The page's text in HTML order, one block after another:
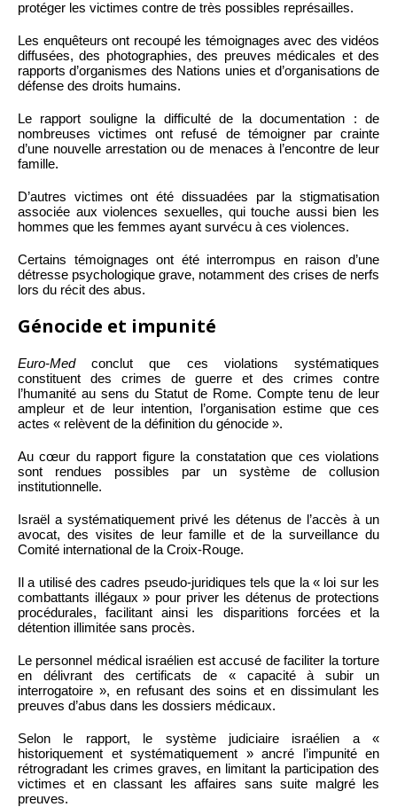
protéger les victimes contre de très possibles représailles.
Les enquêteurs ont recoupé les témoignages avec des vidéos
diffusées, des photographies, des preuves médicales et des
rapports d’organismes des Nations unies et d’organisations de
défense des droits humains.
Le rapport souligne la difficulté de la documentation : de
nombreuses victimes ont refusé de témoigner par crainte
d’une nouvelle arrestation ou de menaces à l’encontre de leur
famille.
D’autres victimes ont été dissuadées par la stigmatisation
associée aux violences sexuelles, qui touche aussi bien les
hommes que les femmes ayant survécu à ces violences.
Certains témoignages ont été interrompus en raison d’une
détresse psychologique grave, notamment des crises de nerfs
lors du récit des abus.
Génocide et impunité
Euro-Medconclut que ces violations systématiques
constituent des crimes de guerre et des crimes contre
l’humanité au sens du Statut de Rome. Compte tenu de leur
ampleur et de leur intention, l’organisation estime que ces
actes « relèvent de la définition du génocide ».
Au cœur du rapport figure la constatation que ces violations
sont rendues possibles par un système de collusion
institutionnelle.
Israël a systématiquement privé les détenus de l’accès à un
avocat, des visites de leur famille et de la surveillance du
Comité international de la Croix-Rouge.
Il a utilisé des cadres pseudo-juridiques tels que la « loi sur les
combattants illégaux » pour priver les détenus de protections
procédurales, facilitant ainsi les disparitions forcées et la
détention illimitée sans procès.
Le personnel médical israélien est accusé de faciliter la torture
en délivrant des certificats de « capacité à subir un
interrogatoire », en refusant des soins et en dissimulant les
preuves d’abus dans les dossiers médicaux.
Selon le rapport, le système judiciaire israélien a «
historiquement et systématiquement » ancré l’impunité en
rétrogradant les crimes graves, en limitant la participation des
victimes et en classant les affaires sans suite malgré les
preuves.